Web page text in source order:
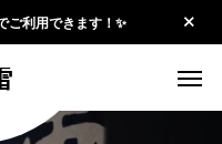
ご利用できます！✨